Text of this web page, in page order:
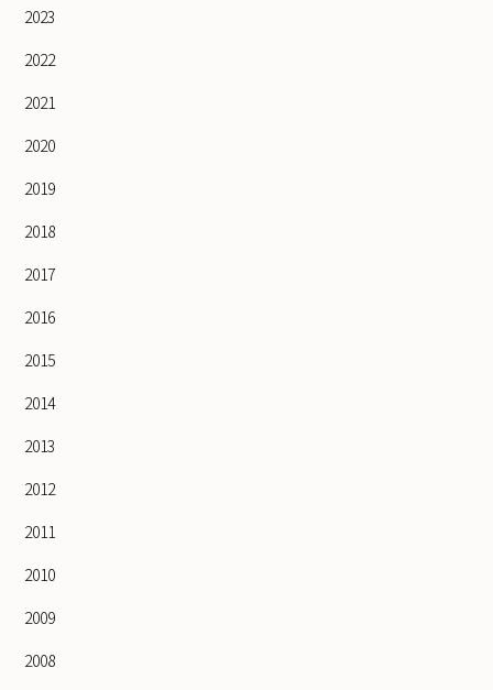
2023
2022
2021
2020
2019
2018
2017
2016
2015
2014
2013
2012
2011
2010
2009
2008